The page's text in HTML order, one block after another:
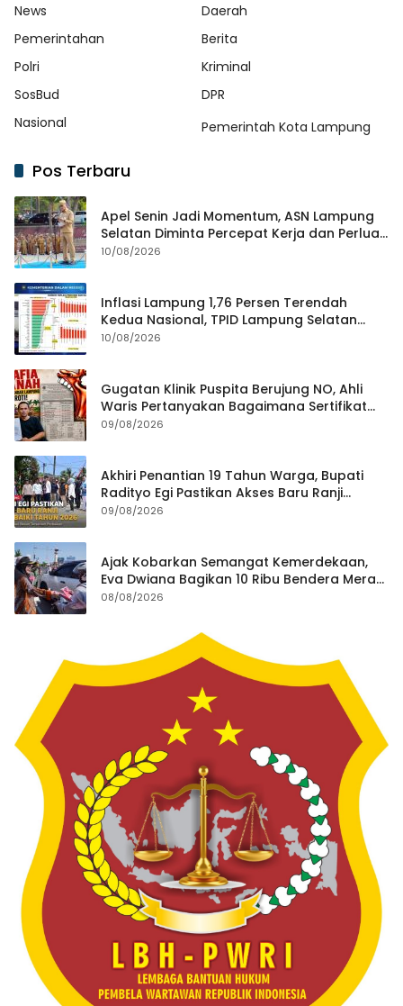
News
Daerah
Pemerintahan
Berita
Polri
Kriminal
SosBud
DPR
Nasional
Pemerintah Kota Lampung
Pos Terbaru
Apel Senin Jadi Momentum, ASN Lampung
Selatan Diminta Percepat Kerja dan Perluas
Gerakan HELAU
10/08/2026
Inflasi Lampung 1,76 Persen Terendah
Kedua Nasional, TPID Lampung Selatan
Fokus Jaga Harga Kebutuhan Pokok
10/08/2026
Gugatan Klinik Puspita Berujung NO, Ahli
Waris Pertanyakan Bagaimana Sertifikat
Hasil Produk Unjuk Rasa Jadi Agunan Bank
09/08/2026
Akhiri Penantian 19 Tahun Warga, Bupati
Radityo Egi Pastikan Akses Baru Ranji
Diperbaiki Tahun Ini
09/08/2026
Ajak Kobarkan Semangat Kemerdekaan,
Eva Dwiana Bagikan 10 Ribu Bendera Merah
Putih ke Warga
08/08/2026